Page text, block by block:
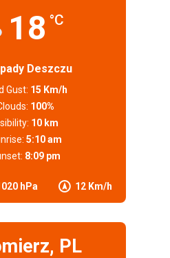
18 °C
Deszczu
hPa 12 Km/h
Gust: 15 Km/h
100%
10 km
5:10 am
8:09 pm
PL